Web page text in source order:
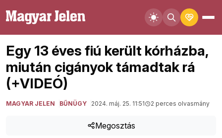
Egy 13 éves fiú került kórházba,
miután cigányok támadtak rá
(+VIDEÓ)
MAGYAR JELEN BŰNÜGY 2024. máj. 25. 11:51 2 perces olvasmány
Megosztás